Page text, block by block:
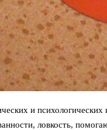
и
ловкость,